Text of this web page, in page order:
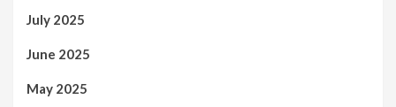
July 2025
June 2025
May 2025